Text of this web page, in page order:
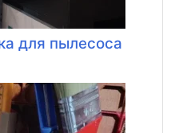
для пылесоса